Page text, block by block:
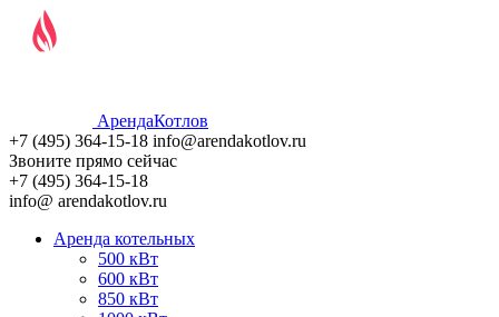
АрендаКотлов
+7 (495) 364-15-18 info@arendakotlov.ru
Звоните прямо сейчас
+7 (495) 364-15-18
info@ arendakotlov.ru
Аренда котельных
500 кВт
600 кВт
850 кВт